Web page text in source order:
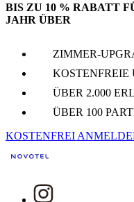
BIS ZU 10 % RABATT
JAHR ÜBER
ZIMMER-
ÜBER 2.000
ÜBER 100
KOSTENFREI